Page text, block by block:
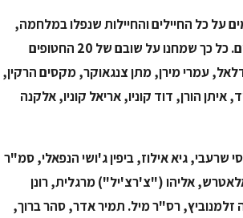
במערכת אכול ושאטו כואבים ואבלים כבר קרוב ל-800 ימים על כל החיילים והחיילות שנפלו במלחמה,
על כל האזרחיות והאזרחים שנטבחו, ומאחלים החלמה לפצועים. כל כך שמחנו על שובם של 20 החטופים
עמרי מירן, מתן צנגאוקר, מקסים הרקין,
איתן הורן, דוד קוניו, אריאל קוניו, אלקנה
שרעבי, גיא אילוז, ביפין ג'ושי הנפאלי, סמ"ר
אליהו ("צ'רצ'יל") מרגלית, רונן
זלמנוביץ, רס"ר מיל. תמיר אדר, סהר ברוך,